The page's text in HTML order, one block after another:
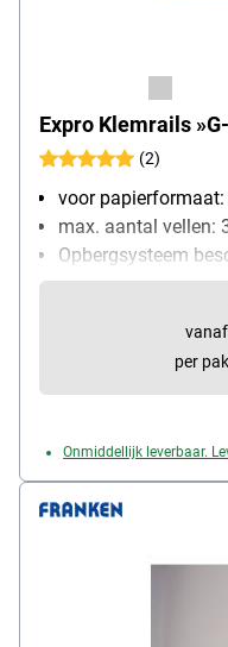
Expro Klemrails
(2)
voor papierformaat:
max. aantal vellen:
Opbergsysteem
Bijzonderheden:
met
vanaf
per
Onmiddellijk leverbaar.